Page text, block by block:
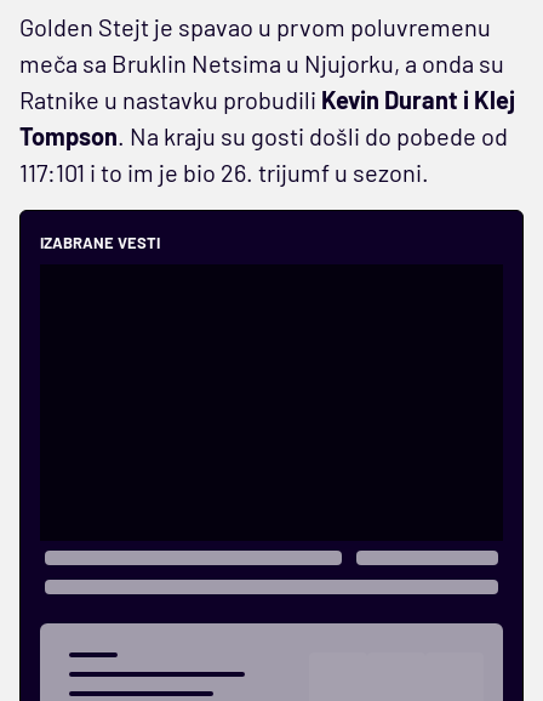
Golden Stejt je spavao u prvom poluvremenu
meča sa Bruklin Netsima u Njujorku, a onda su
Ratnike u nastavku probudili Kevin Durant i Klej
Tompson. Na kraju su gosti došli do pobede od
117:101 i to im je bio 26. trijumf u sezoni.
IZABRANE VESTI